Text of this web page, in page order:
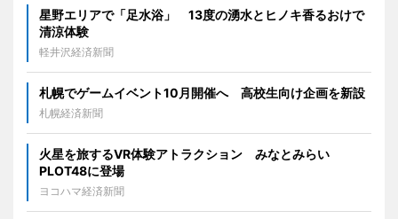
星野エリアで「足水浴」 13度の湧水とヒノキ香るおけで
清涼体験
軽井沢経済新聞
札幌でゲームイベント10月開催へ 高校生向け企画を新設
札幌経済新聞
火星を旅するVR体験アトラクション みなとみらい
PLOT48に登場
ヨコハマ経済新聞